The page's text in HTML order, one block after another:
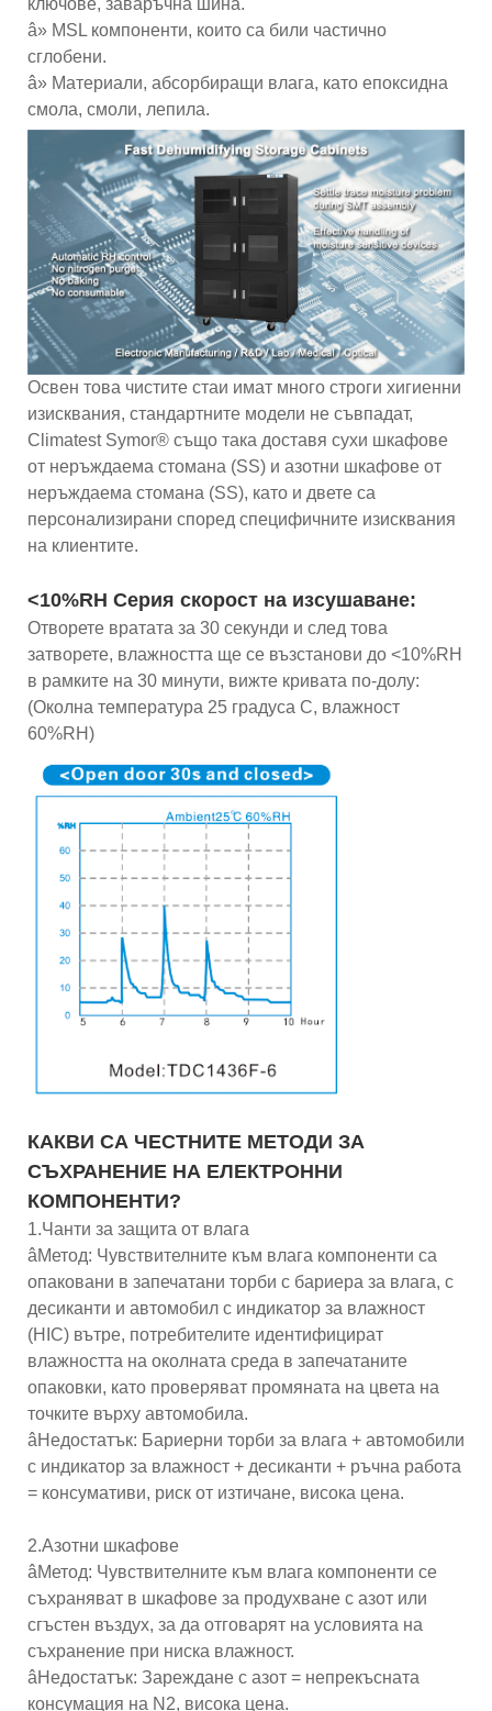
â» MSL компоненти, които са били частично
сглобени.
â» Материали, абсорбиращи влага, като епоксидна
смола, смоли, лепила.
Освен това чистите стаи имат много строги хигиенни
изисквания, стандартните модели не съвпадат,
Climatest Symor® също така доставя сухи шкафове
от неръждаема стомана (SS) и азотни шкафове от
неръждаема стомана (SS), като и двете са
персонализирани според специфичните изисквания
на клиентите.
<10%RH Серия скорост на изсушаване:
Отворете вратата за 30 секунди и след това
затворете, влажността ще се възстанови до <10%RH
в рамките на 30 минути, вижте кривата по-долу:
(Околна температура 25 градуса C, влажност
60%RH)
КАКВИ СА ЧЕСТНИТЕ МЕТОДИ ЗА
СЪХРАНЕНИЕ НА ЕЛЕКТРОННИ
КОМПОНЕНТИ?
1.Чанти за защита от влага
âМетод: Чувствителните към влага компоненти са
опаковани в запечатани торби с бариера за влага, с
десиканти и автомобил с индикатор за влажност
(HIC) вътре, потребителите идентифицират
влажността на околната среда в запечатаните
опаковки, като проверяват промяната на цвета на
точките върху автомобила.
âНедостатък: Бариерни торби за влага + автомобили
с индикатор за влажност + десиканти + ръчна работа
= консумативи, риск от изтичане, висока цена.
2.Азотни шкафове
âМетод: Чувствителните към влага компоненти се
съхраняват в шкафове за продухване с азот или
сгъстен въздух, за да отговарят на условията на
съхранение при ниска влажност.
âНедостатък: Зареждане с азот = непрекъсната
консумация на N2, висока цена.